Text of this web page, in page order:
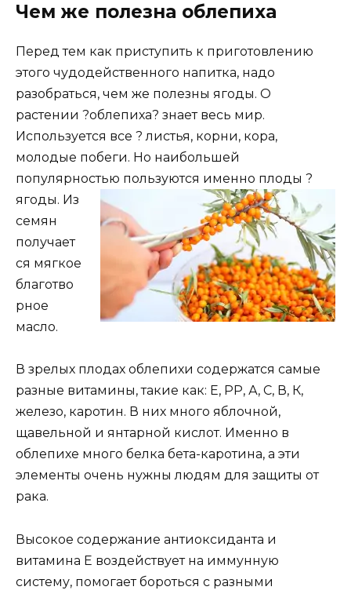
Чем же полезна облепиха
Перед тем как приступить к приготовлению
этого чудодейственного напитка, надо
разобраться, чем же полезны ягоды. О
растении ?облепиха? знает весь мир.
Используется все ? листья, корни, кора,
молодые побеги. Но наибольшей
популярностью пользуются именно плоды ?
ягоды. Из
семян
получает
ся мягкое
благотво
рное
масло.
В зрелых плодах облепихи содержатся самые
разные витамины, такие как: Е, РР, А, С, В, К,
железо, каротин. В них много яблочной,
щавельной и янтарной кислот. Именно в
облепихе много белка бета-каротина, а эти
элементы очень нужны людям для защиты от
рака.
Высокое содержание антиоксиданта и
витамина Е воздействует на иммунную
систему, помогает бороться с разными